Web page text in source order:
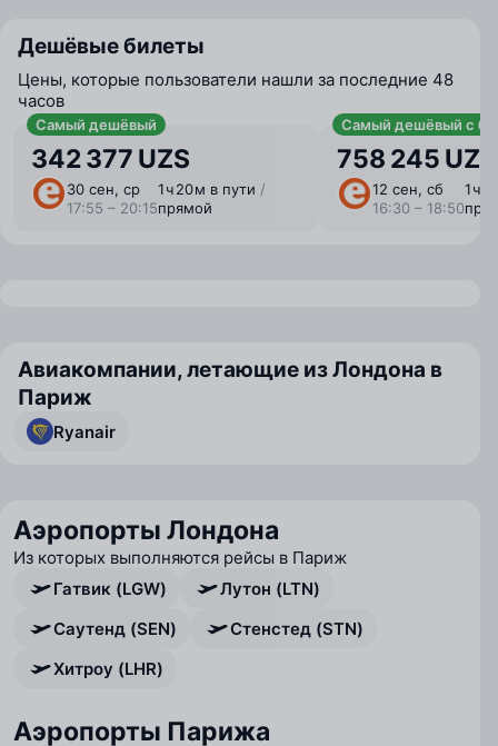
Дешёвые билеты
Цены, которые пользователи нашли за последние 48
часов
Самый дешёвый
342 377 UZS
30 сен, ср
17:55 – 20:15
1 ⁠ч 20 ⁠м в пути /
прямой
Самый дешёвый с
758 245 UZS
12 сен, сб
16:30 – 18:50
1 ⁠ч
Авиакомпании, летающие из Лондона в
Париж
Ryanair
Аэропорты Лондона
Из которых выполняются рейсы в Париж
Гатвик (LGW)
Лутон (LTN)
Саутенд (SEN)
Стенстед (STN)
Хитроу (LHR)
Аэропорты Парижа